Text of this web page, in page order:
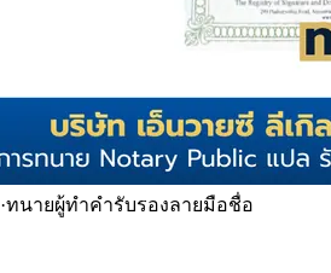
·ทนายผู้ทำคำรับรองลายมือชื่อ